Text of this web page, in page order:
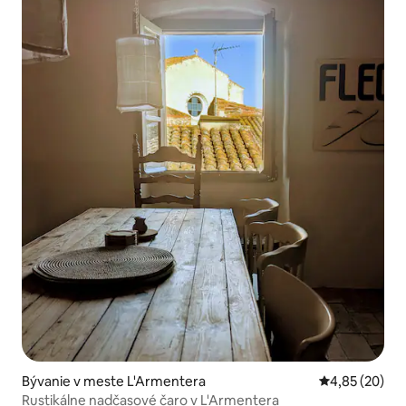
Bývanie v meste L'Armentera Priemerné
4,85 (20)
Rustikálne nadčasové čaro v L'Armentera